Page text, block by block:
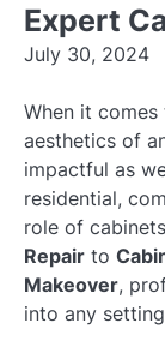
Expert
July 30, 2024
When it
aesthetics of
impactful as
residential,
role of
Repair to
Makeover,
into any